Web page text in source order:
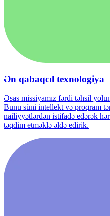
Ən qabaqcıl texnologiya
Əsas missiyamız fərdi təhsil
Bunu süni intellekt və proqram
nailiyyətlərdən istifadə edərək
təqdim etməklə əldə edirik.